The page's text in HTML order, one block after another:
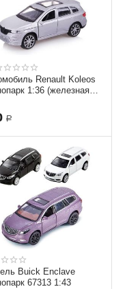
Renault Koleos
1:36 (железная
Р
Buick Enclave
67313 1:43